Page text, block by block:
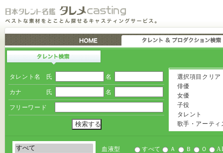
タレント名 氏 名
カナ 氏 名
フリーワード
選択項目クリア
俳優
女優
子役
タレント
歌手・アーティ
血液型 すべて Ａ Ｂ Ｏ